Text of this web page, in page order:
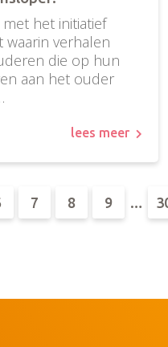
het initiatief
waarin verhalen
die op hun
aan het ouder
lees meer
7 8 9 …